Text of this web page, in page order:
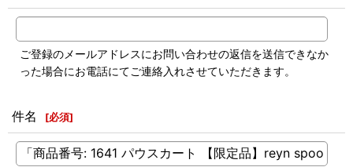
ご登録のメールアドレスにお問い合わせの返信を送信できなか
った場合にお電話にてご連絡入れさせていただきます。
件名 [必須]